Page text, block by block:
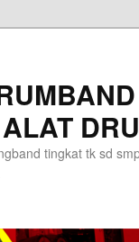
tingkat tk sd